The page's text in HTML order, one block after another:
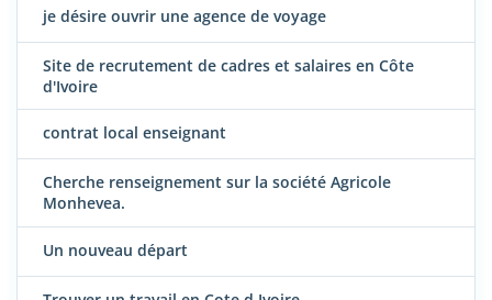
je désire ouvrir une agence de voyage
Site de recrutement de cadres et salaires en Côte
d'Ivoire
contrat local enseignant
Cherche renseignement sur la société Agricole
Monhevea.
Un nouveau départ